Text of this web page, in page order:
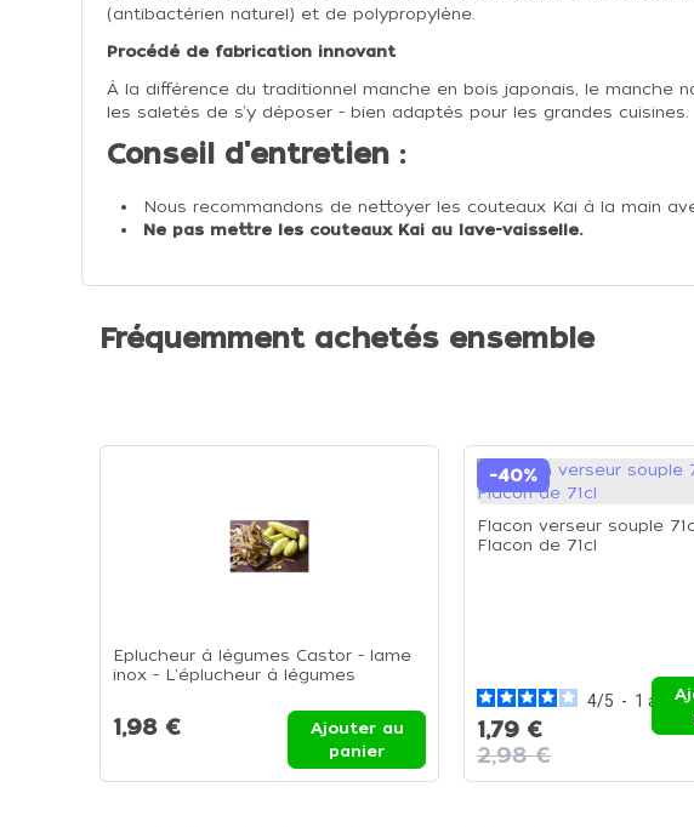
(antibactérien naturel) et de polypropylène.
Procédé de fabrication innovant
À la différence du traditionnel manche en bois japonais, le manche
les saletés de s‘y déposer - bien adaptés pour les grandes cuisines.
Conseil d'entretien :
Nous recommandons de nettoyer les couteaux Kai à la main
Ne pas mettre les couteaux Kai au lave-vaisselle.
Fréquemment achetés ensemble
Eplucheur à légumes Castor - lame
inox - L'éplucheur à légumes
1,98 €
Ajouter au
panier
-40%
Flacon verseur souple
Flacon de 71cl
4/5 - 1 avis
1,79 €
2,98 €